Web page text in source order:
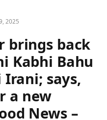
2025
brings back
Kabhi Bahu
says,
a new
News –